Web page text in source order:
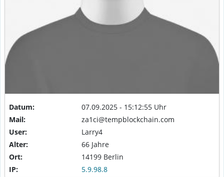
Datum:
07.09.2025 - 15:12:55 Uhr
Mail:
za1ci@tempblockchain.com
User:
Larry4
Alter:
66 Jahre
Ort:
14199 Berlin
IP:
5.9.98.8